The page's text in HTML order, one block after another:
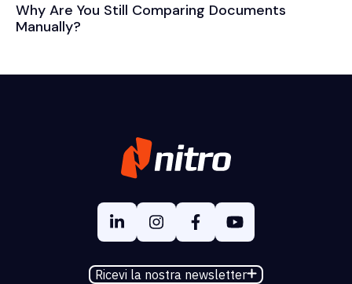
Why Are You Still Comparing Documents
Manually?
Ricevi la nostra newsletter